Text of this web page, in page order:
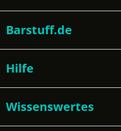
Barstuff.de
Hilfe
Wissenswertes